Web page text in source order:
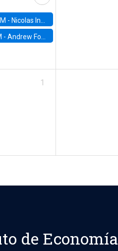
- Nicolas Inostroza, Rotman School of Management, University of Toronto
-Andrew Foster, Brown University
1
de Economía